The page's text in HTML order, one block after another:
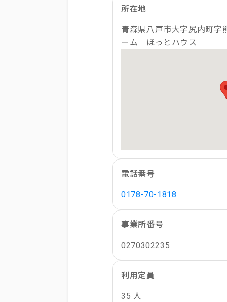
所在地
青森県八戸市大字尻内町字
ーム ほっとハウス
電話番号
0178-70-1818
事業所番号
0270302235
利用定員
35 人